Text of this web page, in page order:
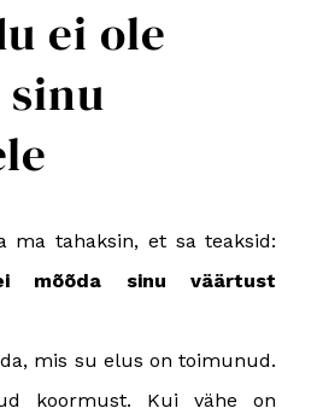
ei ole
ma tahaksin, et sa teaksid:
mõõda sinu väärtust
mis su elus on toimunud.
koormust. Kui vähe on